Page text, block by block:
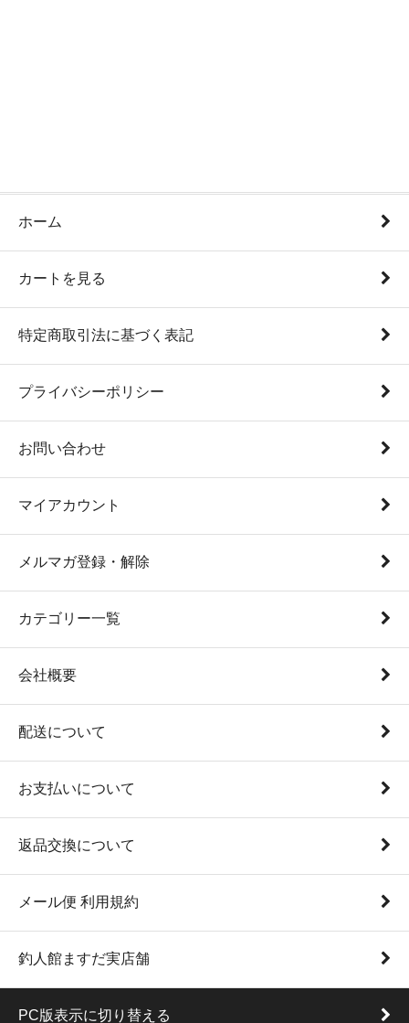
ホーム
カートを見る
特定商取引法に基づく表記
プライバシーポリシー
お問い合わせ
マイアカウント
メルマガ登録・解除
カテゴリー一覧
会社概要
配送について
お支払いについて
返品交換について
メール便 利用規約
釣人館ますだ実店舗
PC版表示に切り替える